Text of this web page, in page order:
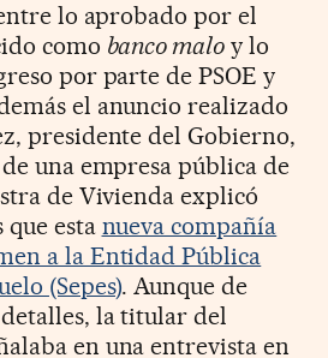
lo aprobado por el
como banco malo y lo
por parte de PSOE y
el anuncio realizado
presidente del Gobierno,
una empresa pública de
de Vivienda explicó
que esta nueva compañía
a la Entidad Pública
(Sepes). Aunque de
la titular del
en una entrevista en